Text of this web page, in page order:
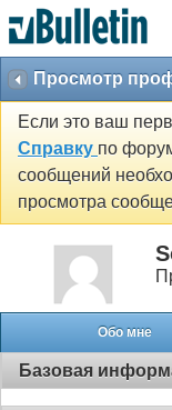
Просмотр
Если это ваш
Справку по
сообщений
просмотра
Обо мне
Базовая